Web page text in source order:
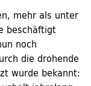
mehr als unter
beschäftigt
noch
die drohende
wurde bekannt: